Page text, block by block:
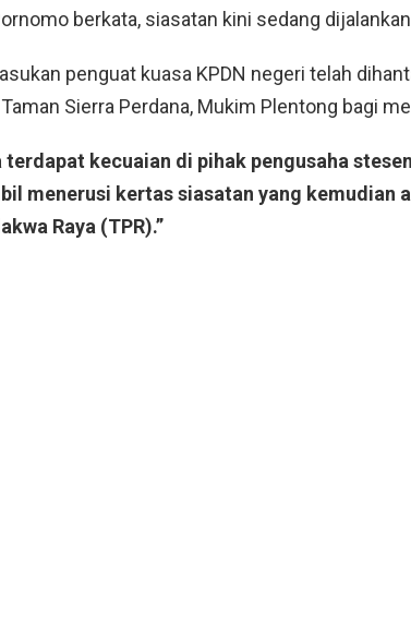
berkata, siasatan kini sedang
penguat kuasa KPDN negeri telah
Sierra Perdana, Mukim Plentong bagi
terdapat kecuaian di pihak pengusaha
menerusi kertas siasatan yang kemudian
Raya (TPR).”